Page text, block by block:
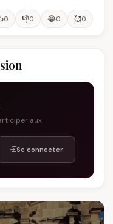
0 👎0 😂0 🥰0
aux
Se connecter